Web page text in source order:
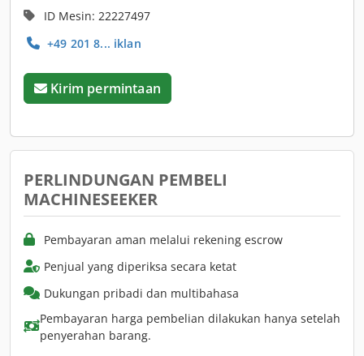
ID Mesin: 22227497
+49 201 8... iklan
Kirim permintaan
PERLINDUNGAN PEMBELI
MACHINESEEKER
Pembayaran aman melalui rekening escrow
Penjual yang diperiksa secara ketat
Dukungan pribadi dan multibahasa
Pembayaran harga pembelian dilakukan hanya setelah
penyerahan barang.